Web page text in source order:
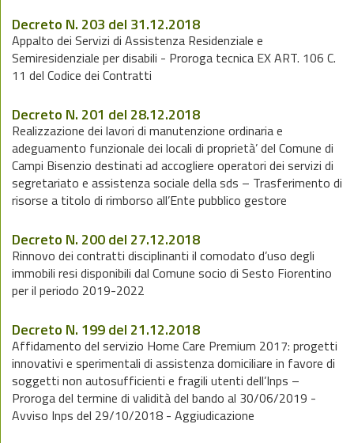
Decreto N. 203 del 31.12.2018
Appalto dei Servizi di Assistenza Residenziale e
Semiresidenziale per disabili - Proroga tecnica EX ART. 106 C.
11 del Codice dei Contratti
Decreto N. 201 del 28.12.2018
Realizzazione dei lavori di manutenzione ordinaria e
adeguamento funzionale dei locali di proprietà’ del Comune di
Campi Bisenzio destinati ad accogliere operatori dei servizi di
segretariato e assistenza sociale della sds – Trasferimento di
risorse a titolo di rimborso all’Ente pubblico gestore
Decreto N. 200 del 27.12.2018
Rinnovo dei contratti disciplinanti il comodato d’uso degli
immobili resi disponibili dal Comune socio di Sesto Fiorentino
per il periodo 2019-2022
Decreto N. 199 del 21.12.2018
Affidamento del servizio Home Care Premium 2017: progetti
innovativi e sperimentali di assistenza domiciliare in favore di
soggetti non autosufficienti e fragili utenti dell’Inps –
Proroga del termine di validità del bando al 30/06/2019 -
Avviso Inps del 29/10/2018 - Aggiudicazione